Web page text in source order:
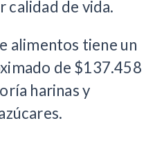
calidad de vida.
alimentos tiene un
de $137.458
harinas y